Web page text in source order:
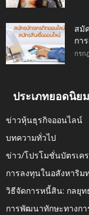
สมั
กา
กรก
ประเภทยอดนิยม
ข่าวหุ้นธุรกิจออนไลน์
บทความทั่วไป
ข่าว/โปรโมชั่นบัตรเค
การลงทุนในอสังหาริม
วิธีจัดการหนี้สิน: กลยุท
การพัฒนาทักษะทางกา